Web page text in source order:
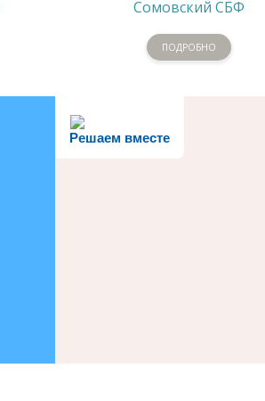
Сомовский СБФ
ПОДРОБНО
Решаем вместе